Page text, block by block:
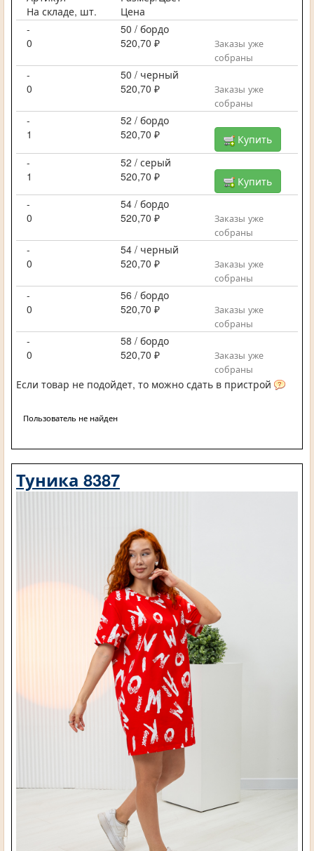
На складе, шт.
Цена
-
50 / бордо
0
520,70 ₽
Заказы уже
собраны
-
50 / черный
0
520,70 ₽
Заказы уже
собраны
-
52 / бордо
1
520,70 ₽
Купить
-
52 / серый
1
520,70 ₽
Купить
-
54 / бордо
0
520,70 ₽
Заказы уже
собраны
-
54 / черный
0
520,70 ₽
Заказы уже
собраны
-
56 / бордо
0
520,70 ₽
Заказы уже
собраны
-
58 / бордо
0
520,70 ₽
Заказы уже
собраны
Если товар не подойдет, то можно сдать в пристрой
Пользователь не найден
Туника 8387